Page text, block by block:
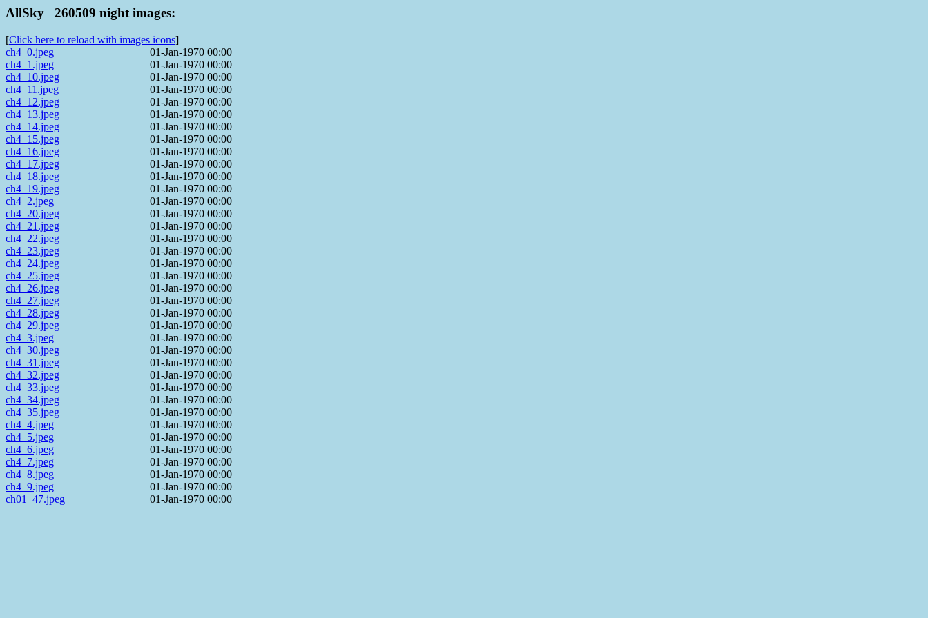
AllSky 260509 night images:
[Click here to reload with images icons]
ch4_0.jpeg
01-Jan-1970 00:00
ch4_1.jpeg
01-Jan-1970 00:00
ch4_10.jpeg
01-Jan-1970 00:00
ch4_11.jpeg
01-Jan-1970 00:00
ch4_12.jpeg
01-Jan-1970 00:00
ch4_13.jpeg
01-Jan-1970 00:00
ch4_14.jpeg
01-Jan-1970 00:00
ch4_15.jpeg
01-Jan-1970 00:00
ch4_16.jpeg
01-Jan-1970 00:00
ch4_17.jpeg
01-Jan-1970 00:00
ch4_18.jpeg
01-Jan-1970 00:00
ch4_19.jpeg
01-Jan-1970 00:00
ch4_2.jpeg
01-Jan-1970 00:00
ch4_20.jpeg
01-Jan-1970 00:00
ch4_21.jpeg
01-Jan-1970 00:00
ch4_22.jpeg
01-Jan-1970 00:00
ch4_23.jpeg
01-Jan-1970 00:00
ch4_24.jpeg
01-Jan-1970 00:00
ch4_25.jpeg
01-Jan-1970 00:00
ch4_26.jpeg
01-Jan-1970 00:00
ch4_27.jpeg
01-Jan-1970 00:00
ch4_28.jpeg
01-Jan-1970 00:00
ch4_29.jpeg
01-Jan-1970 00:00
ch4_3.jpeg
01-Jan-1970 00:00
ch4_30.jpeg
01-Jan-1970 00:00
ch4_31.jpeg
01-Jan-1970 00:00
ch4_32.jpeg
01-Jan-1970 00:00
ch4_33.jpeg
01-Jan-1970 00:00
ch4_34.jpeg
01-Jan-1970 00:00
ch4_35.jpeg
01-Jan-1970 00:00
ch4_4.jpeg
01-Jan-1970 00:00
ch4_5.jpeg
01-Jan-1970 00:00
ch4_6.jpeg
01-Jan-1970 00:00
ch4_7.jpeg
01-Jan-1970 00:00
ch4_8.jpeg
01-Jan-1970 00:00
ch4_9.jpeg
01-Jan-1970 00:00
ch01_47.jpeg
01-Jan-1970 00:00